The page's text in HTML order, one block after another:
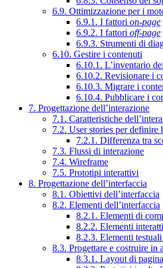
6.9. Ottimizzazione per i
6.9.1. I fattori on-page
6.9.2. I fattori off-page
6.9.3. Strumenti di
6.10. Gestire i contenuti
6.10.1. L’inventario
6.10.2. Revisionare i
6.10.3. Migrare i
6.10.4. Pubblicare i
7. Progettazione dell’interazione
7.1. Caratteristiche
7.2. User stories per definire
7.2.1. Differenza tra
7.3. Flussi di interazione
7.4. Wireframe
7.5. Prototipi interattivi
8. Progettazione dell’interfaccia
8.1. Obiettivi dell’interfaccia
8.2. Elementi dell’interfaccia
8.2.1. Elementi di
8.2.2. Elementi
8.2.3. Elementi
8.3. Progettare e costruire in
8.3.1. Layout di pagina